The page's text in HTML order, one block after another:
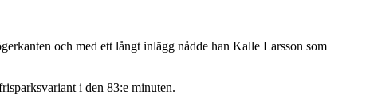
och med ett långt inlägg nådde han Kalle Larsson som
i den 83:e minuten.